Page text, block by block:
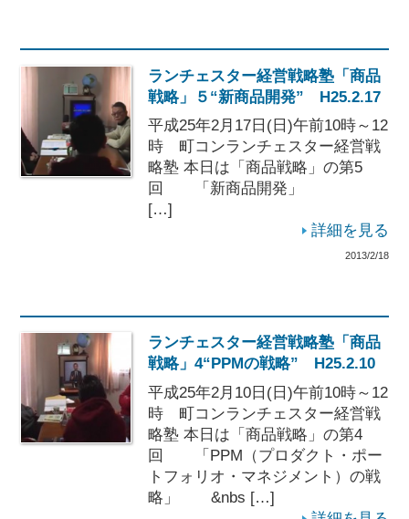
ランチェスター経営戦略塾「商品
戦略」５“新商品開発” H25.2.17
平成25年2月17日(日)午前10時～12
時 町コンランチェスター経営戦
略塾 本日は「商品戦略」の第5
回 「新商品開発」
[…]
詳細を見る
2013/2/18
ランチェスター経営戦略塾「商品
戦略」4“PPMの戦略” H25.2.10
平成25年2月10日(日)午前10時～12
時 町コンランチェスター経営戦
略塾 本日は「商品戦略」の第4
回 「PPM（プロダクト・ポー
トフォリオ・マネジメント）の戦
略」 &nbs […]